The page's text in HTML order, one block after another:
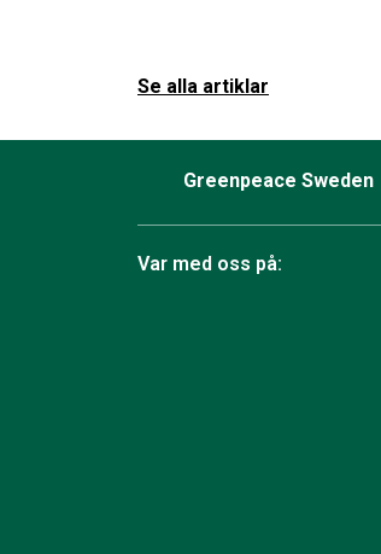
Se alla artiklar
Greenpeace Sweden
Var med oss på: